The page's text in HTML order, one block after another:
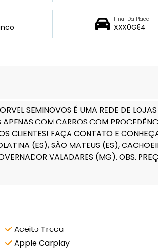
Final Da Placa
XXX0G84
SEMINOVOS É UMA REDE DE
COM CARROS COM
CLIENTES! FAÇA CONTATO E
(ES), SÃO MATEUS (ES),
VALADARES (MG). OBS.
Aceito Troca
Apple Carplay